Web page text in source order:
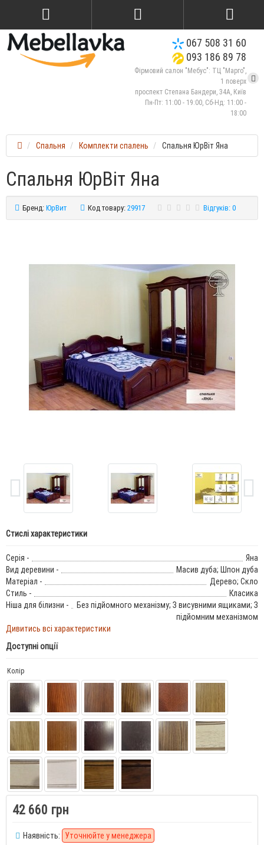
067 508 31 60
093 186 89 78
Фірмовий салон "Мебус": ТЦ "Марго",
1 поверх
проспект Степана Бандери, 34А, Київ
Пн-Пт: 11:00 - 19:00, Сб-Нд: 11:00 -
18:00
Спальня Комплекти спалень Спальня ЮрВіт Яна
Спальня ЮрВіт Яна
Бренд:ЮрВит Код товару:29917 Відгуків: 0
Стислі характеристики
Серія -
Яна
Вид деревини -
Масив дуба; Шпон дуба
Матеріал -
Дерево; Скло
Стиль -
Класика
Ніша для білизни -
Без підйомного механізму; З висувними ящиками; З
підйомним механізмом
Дивитись всі характеристики
Доступні опції
Колір
42 660 грн
Наявність: Уточнюйте у менеджера